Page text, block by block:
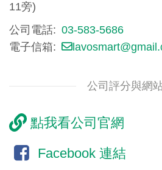
11旁)
公司電話
03-583-5686
電子信箱
公司評分與網
點我看公司官網
Facebook 連結